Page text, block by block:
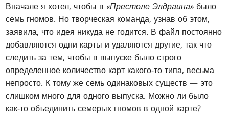
Вначале я хотел, чтобы в«Престоле Элдраина» было
семь гномов. Но творческая команда, узнав об этом,
заявила, что идея никуда не годится. В файл постоянно
добавляются одни карты и удаляются другие, так что
следить за тем, чтобы в выпуске было строго
определенное количество карт какого-то типа, весьма
непросто. К тому же семь одинаковых существ — это
слишком много для одного выпуска. Можно ли было
как-то объединить семерых гномов в одной карте?